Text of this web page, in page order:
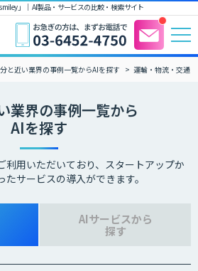
」｜ AI製品・サービスの比較・検索サイト
と近い業界の事例一覧からAIを探す 運輸・物流・交通
業界の事例一覧から
AIを探す
利用いただいており、スタートアップか
サービスの導入ができます。
AIサービスから
探す